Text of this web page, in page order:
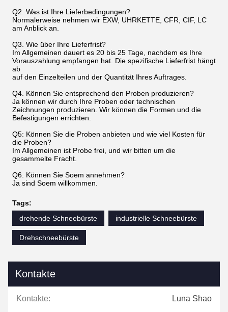
Q2. Was ist Ihre Lieferbedingungen?
Normalerweise nehmen wir EXW, UHRKETTE, CFR, CIF, LC
am Anblick an.
Q3. Wie über Ihre Lieferfrist?
Im Allgemeinen dauert es 20 bis 25 Tage, nachdem es Ihre
Vorauszahlung empfangen hat. Die spezifische Lieferfrist hängt
ab
auf den Einzelteilen und der Quantität Ihres Auftrages.
Q4. Können Sie entsprechend den Proben produzieren?
Ja können wir durch Ihre Proben oder technischen
Zeichnungen produzieren. Wir können die Formen und die
Befestigungen errichten.
Q5: Können Sie die Proben anbieten und wie viel Kosten für
die Proben?
Im Allgemeinen ist Probe frei, und wir bitten um die
gesammelte Fracht.
Q6. Können Sie Soem annehmen?
Ja sind Soem willkommen.
Tags:
drehende Schneebürste
industrielle Schneebürste
Drehschneebürste
Kontakte
Kontakte: Luna Shao